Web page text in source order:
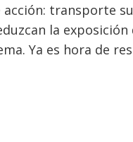
transporte
la
Ya es hora de